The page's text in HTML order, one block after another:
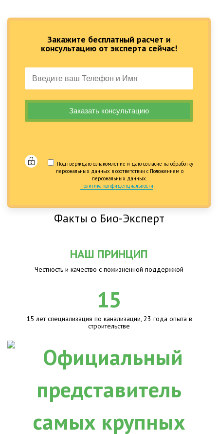
Закажите бесплатный расчет и
консультацию от эксперта сейчас!
Подтверждаю ознакомление и даю согласие на обработку
персональных данных в соответствии с Положением о
персональных данных.
Политика конфиденциальности
Факты о Био-Эксперт
НАШ ПРИНЦИП
Честность и качество с пожизненной поддержкой
15
15 лет специализация по канализации, 23 года опыта в
строительстве